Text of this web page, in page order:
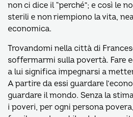
non ci dice il “perché”; e così le
sterili e non riempiono la vita,
economica.
Trovandomi nella città di
soffermarmi sulla povertà. Fare
a lui significa impegnarsi a
A partire da essi guardare
guardare il mondo. Senza la
i poveri, per ogni persona